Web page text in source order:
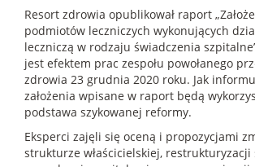
Resort zdrowia opublikował raport
podmiotów leczniczych wykonujących
leczniczą w rodzaju świadczenia
jest efektem prac zespołu powołanego
zdrowia 23 grudnia 2020 roku. Jak
założenia wpisane w raport będą
podstawa szykowanej reformy.
Eksperci zajęli się oceną i propozycjami
strukturze właścicielskiej, restrukturyzacji